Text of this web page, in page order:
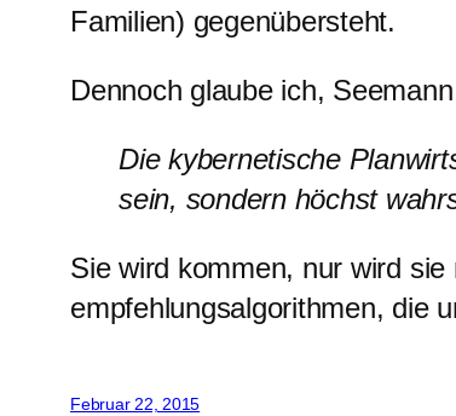
Familien) gegenübersteht.
Dennoch glaube ich,
Die kybernetische
sein, sondern höchst
Sie wird kommen, nur wird
empfehlungsalgorithmen, die
Februar 22, 2015